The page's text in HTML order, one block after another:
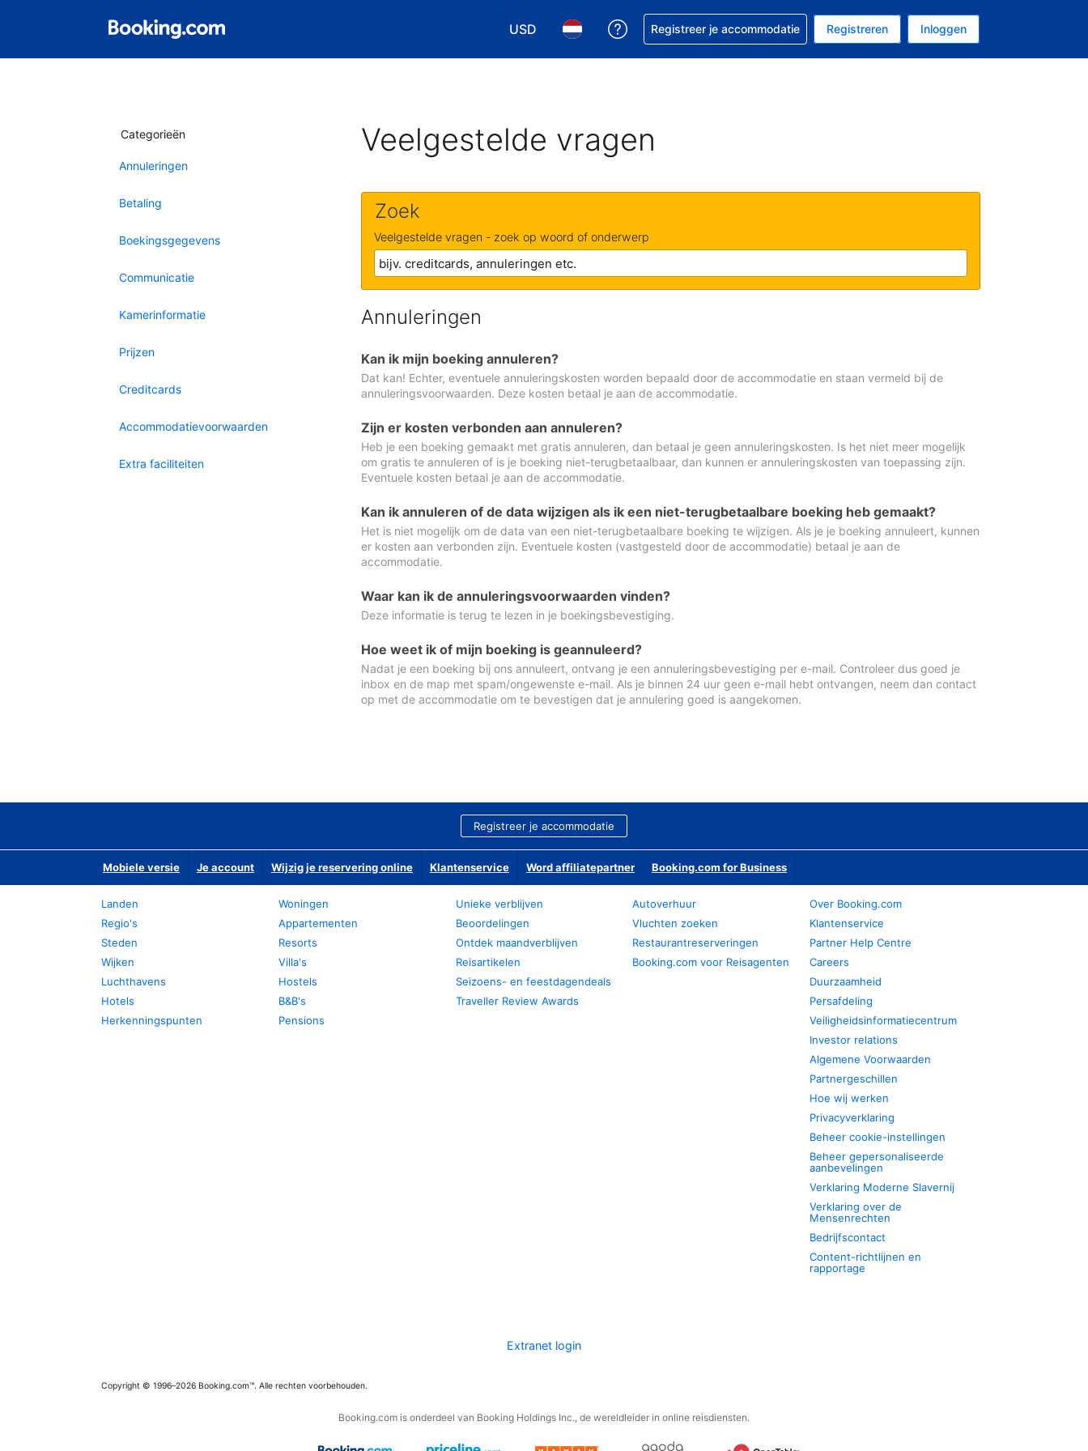
USD
Kies je valuta. Je huidige valuta is Amerikaanse dollar
Kies je taal. Je huidige taal is Nederlands
Krijg hulp bij je reservering
Registreer je accommodatie Registreren Inloggen
Categorieën
Annuleringen
Betaling
Boekingsgegevens
Communicatie
Kamerinformatie
Prijzen
Creditcards
Accommodatievoorwaarden
Extra faciliteiten
Veelgestelde vragen
Zoek
Veelgestelde vragen - zoek op woord of onderwerp
Annuleringen
Kan ik mijn boeking annuleren?
Dat kan! Echter, eventuele annuleringskosten worden bepaald door de accommodatie en staan vermeld bij de
annuleringsvoorwaarden. Deze kosten betaal je aan de accommodatie.
Zijn er kosten verbonden aan annuleren?
Heb je een boeking gemaakt met gratis annuleren, dan betaal je geen annuleringskosten. Is het niet meer mogelijk
om gratis te annuleren of is je boeking niet-terugbetaalbaar, dan kunnen er annuleringskosten van toepassing zijn.
Eventuele kosten betaal je aan de accommodatie.
Kan ik annuleren of de data wijzigen als ik een niet-terugbetaalbare boeking heb gemaakt?
Het is niet mogelijk om de data van een niet-terugbetaalbare boeking te wijzigen. Als je je boeking annuleert, kunnen
er kosten aan verbonden zijn. Eventuele kosten (vastgesteld door de accommodatie) betaal je aan de
accommodatie.
Waar kan ik de annuleringsvoorwaarden vinden?
Deze informatie is terug te lezen in je boekingsbevestiging.
Hoe weet ik of mijn boeking is geannuleerd?
Nadat je een boeking bij ons annuleert, ontvang je een annuleringsbevestiging per e-mail. Controleer dus goed je
inbox en de map met spam/ongewenste e-mail. Als je binnen 24 uur geen e-mail hebt ontvangen, neem dan contact
op met de accommodatie om te bevestigen dat je annulering goed is aangekomen.
Registreer je accommodatie
Mobiele versie Je account Wijzig je reservering online Klantenservice Word affiliatepartner Booking.com for Business
Landen
Regio's
Steden
Wijken
Luchthavens
Hotels
Herkenningspunten
Woningen
Appartementen
Resorts
Villa's
Hostels
B&B's
Pensions
Unieke verblijven
Beoordelingen
Ontdek maandverblijven
Reisartikelen
Seizoens- en feestdagendeals
Traveller Review Awards
Autoverhuur
Vluchten zoeken
Restaurantreserveringen
Booking.com voor Reisagenten
Over Booking.com
Klantenservice
Partner Help Centre
Careers
Duurzaamheid
Persafdeling
Veiligheidsinformatiecentrum
Investor relations
Algemene Voorwaarden
Partnergeschillen
Hoe wij werken
Privacyverklaring
Beheer cookie-instellingen
Beheer gepersonaliseerde
aanbevelingen
Verklaring Moderne Slavernij
Verklaring over de
Mensenrechten
Bedrijfscontact
Content-richtlijnen en
rapportage
Extranet login
Copyright © 1996–2026 Booking.com™. Alle rechten voorbehouden.
Booking.com is onderdeel van Booking Holdings Inc., de wereldleider in online reisdiensten.